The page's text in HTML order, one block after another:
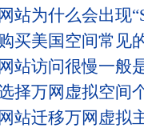
网站为什么会出现
购买美国空间常见
网站访问很慢一般
择万网虚拟空间
网站迁移万网虚拟